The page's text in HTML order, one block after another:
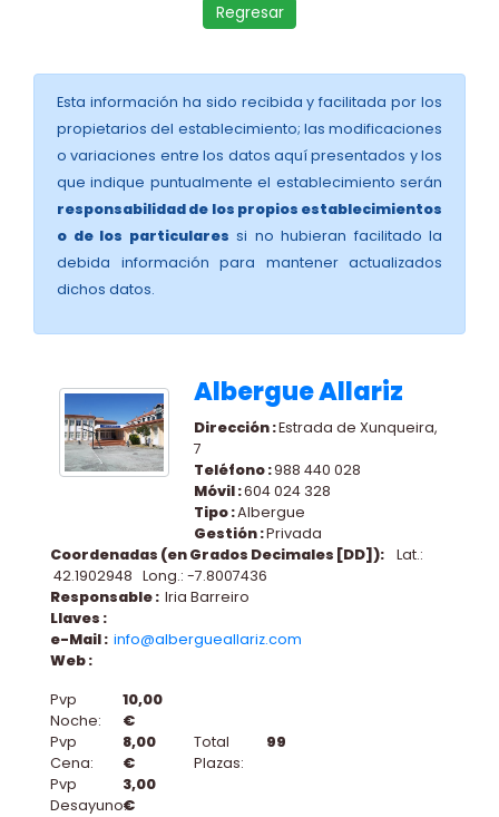
Regresar
Esta información ha sido recibida y facilitada por los
propietarios del establecimiento; las modificaciones
o variaciones entre los datos aquí presentados y los
que indique puntualmente el establecimiento serán
responsabilidad de los propios establecimientos
o de los particulares si no hubieran facilitado la
debida información para mantener actualizados
dichos datos.
Albergue Allariz
Dirección :Estrada de Xunqueira,
7
Teléfono :988 440 028
Móvil :604 024 328
Tipo :Albergue
Gestión :Privada
Coordenadas (en Grados Decimales [DD]):
Lat.:
42.1902948 Long.: -7.8007436
Responsable : Iria Barreiro
Llaves :
e-Mail : info@albergueallariz.com
Web :
Pvp
Noche:
10,00
€
Pvp
Cena:
8,00
€
Total
Plazas:
99
Pvp
Desayuno:
3,00
€